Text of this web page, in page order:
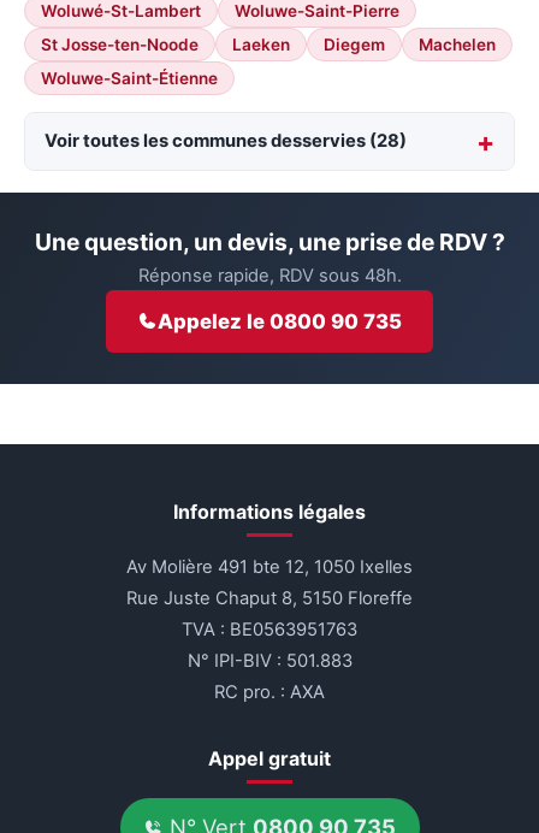
Woluwé-St-Lambert
Woluwe-Saint-Pierre
St Josse-ten-Noode
Laeken Diegem
Machelen
Woluwe-Saint-Étienne
Voir toutes les communes desservies (28)
Une question, un devis, une prise de RDV ?
Réponse rapide, RDV sous 48h.
Appelez le 0800 90 735
Informations légales
Av Molière 491 bte 12, 1050 Ixelles
Rue Juste Chaput 8, 5150 Floreffe
TVA : BE0563951763
N° IPI-BIV : 501.883
RC pro. : AXA
Appel gratuit
N° Vert 0800 90 735